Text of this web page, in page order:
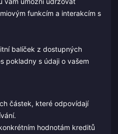
funkcím a interakcím s
balíček z dostupných
pokladny s údaji o vašem
částek, které odpovídají
hodnotám kreditů